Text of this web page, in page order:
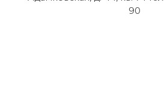
90